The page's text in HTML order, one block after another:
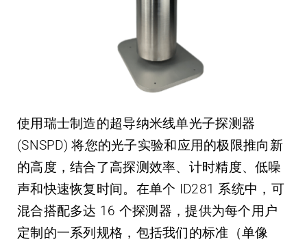
使用瑞士制造的超导纳米线单光子探测器
(SNSPD) 将您的光子实验和应用的极限推向新
的高度，结合了高探测效率、计时精度、低噪
声和快速恢复时间。在单个 ID281 系统中，可
混合搭配多达 16 个探测器，提供为每个用户
定制的一系列规格，包括我们的标准（单像